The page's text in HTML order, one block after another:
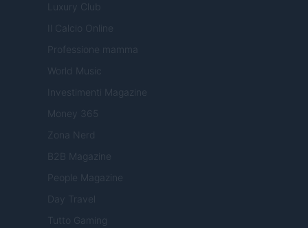
Luxury Club
Il Calcio Online
Professione mamma
World Music
Investimenti Magazine
Money 365
Zona Nerd
B2B Magazine
People Magazine
Day Travel
Tutto Gaming